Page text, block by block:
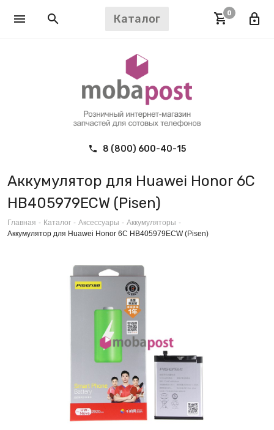
Каталог 0
8 (800) 600-40-15
Аккумулятор для Huawei Honor 6C
HB405979ECW (Pisen)
Главная - Каталог - Аксессуары - Аккумуляторы -
Аккумулятор для Huawei Honor 6C HB405979ECW (Pisen)